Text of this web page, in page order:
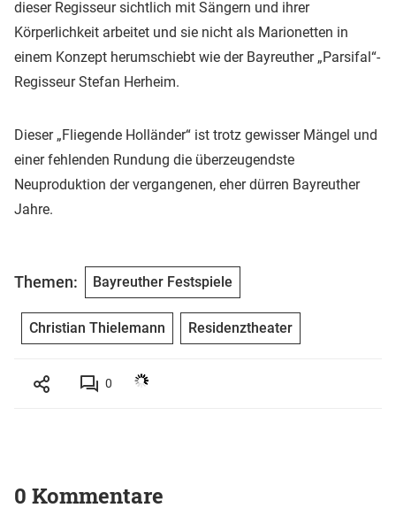
dieser Regisseur sichtlich mit Sängern und ihrer
Körperlichkeit arbeitet und sie nicht als Marionetten in
einem Konzept herumschiebt wie der Bayreuther „Parsifal“-
Regisseur Stefan Herheim.
Dieser „Fliegende Holländer“ ist trotz gewisser Mängel und
einer fehlenden Rundung die überzeugendste
Neuproduktion der vergangenen, eher dürren Bayreuther
Jahre.
Themen: Bayreuther Festspiele
Christian Thielemann Residenztheater
0
0 Kommentare